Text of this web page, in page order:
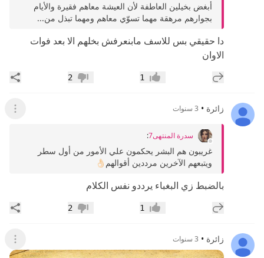
‏أبغض بخيلين العاطفة لأن العيشة معاهم فقيرة والأيام
بجوارهم مرهقة مهما تسوّي معاهم ومهما تبذل من...
دا حقيقي بس للاسف مابنعرفش بخلهم الا بعد فوات
الاوان
إضافة رد جديد إعجاب1 عدم إعجاب
2
زائرة • 3 سنوات عرض
سدرة المنتهى7 :
غريبون هم البشر يحكمون علي الأمور من أول سطر
ويتبعهم الآخرين مرددين أقوالهم👌🏻
بالضبط زي البغباء يرددو نفس الكلام
إضافة رد جديد إعجاب1 عدم إعجاب
2
زائرة • 3 سنوات عرض